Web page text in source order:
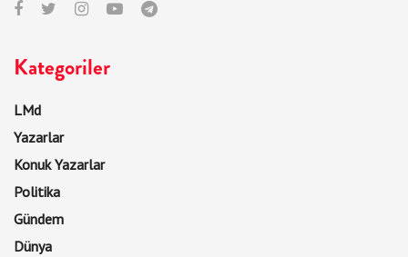
Kategoriler
LMd
Yazarlar
Konuk Yazarlar
Politika
Gündem
Dünya